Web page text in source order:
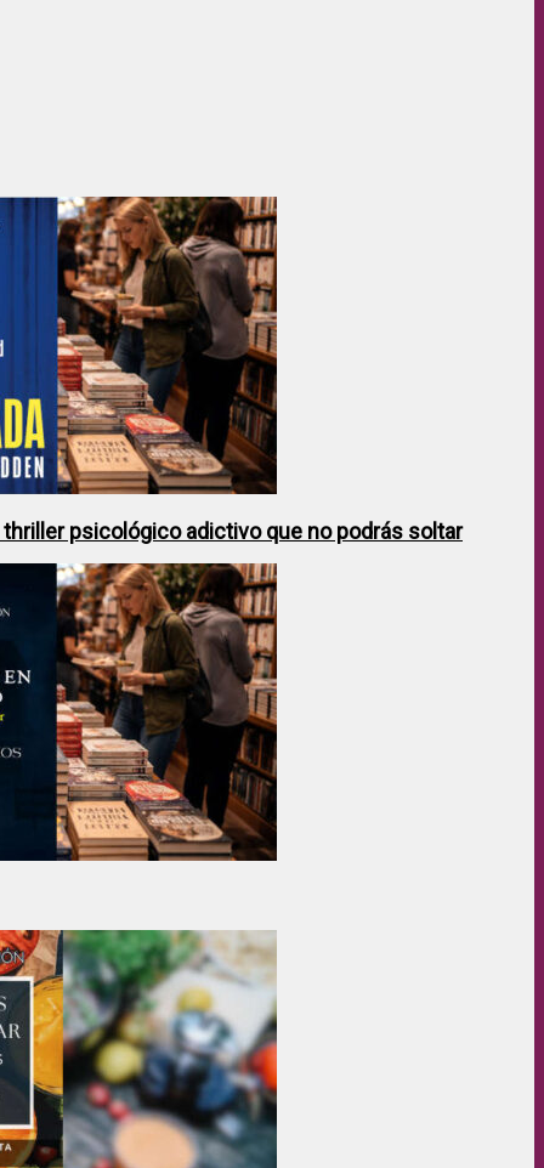
thriller psicológico adictivo que no podrás soltar